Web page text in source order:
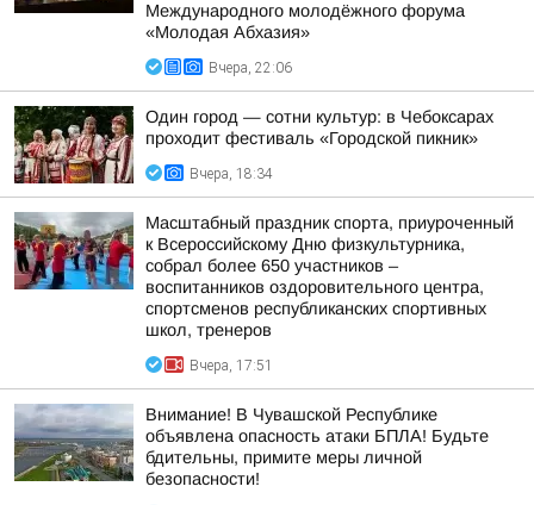
Международного молодёжного форума
«Молодая Абхазия»
Вчера, 22:06
Один город — сотни культур: в Чебоксарах
проходит фестиваль «Городской пикник»
Вчера, 18:34
Масштабный праздник спорта, приуроченный
к Всероссийскому Дню физкультурника,
собрал более 650 участников –
воспитанников оздоровительного центра,
спортсменов республиканских спортивных
школ, тренеров
Вчера, 17:51
Внимание! В Чувашской Республике
объявлена опасность атаки БПЛА! Будьте
бдительны, примите меры личной
безопасности!